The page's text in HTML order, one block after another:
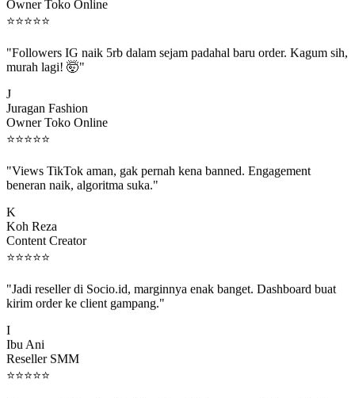
⭐⭐⭐⭐⭐
murah lagi! 🤯"
Juragan Fashion
Owner Toko Online
⭐⭐⭐⭐⭐
beneran naik, algoritma suka."
Koh Reza
Content Creator
⭐⭐⭐⭐⭐
kirim order ke client gampang."
Ibu Ani
Reseller SMM
⭐⭐⭐⭐⭐